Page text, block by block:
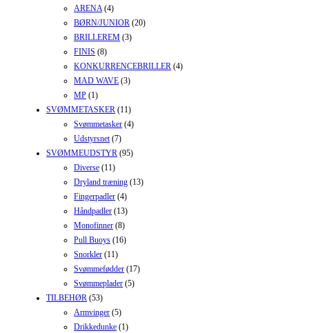
ARENA (4)
BØRN/JUNIOR (20)
BRILLEREM (3)
FINIS (8)
KONKURRENCEBRILLER (4)
MAD WAVE (3)
MP (1)
SVØMMETASKER (11)
Svømmetasker (4)
Udstyrsnet (7)
SVØMMEUDSTYR (95)
Diverse (11)
Dryland træning (13)
Fingerpadler (4)
Håndpadler (13)
Monofinner (8)
Pull Buoys (16)
Snorkler (11)
Svømmefødder (17)
Svømmeplader (5)
TILBEHØR (53)
Armvinger (5)
Drikkedunke (1)